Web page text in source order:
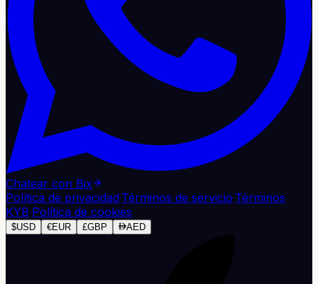
Chatear con Bix
Política de privacidad·Términos de servicio·Términos
KYB·Política de cookies
$USD €EUR £GBP AED